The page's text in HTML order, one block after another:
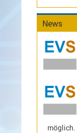
Kenwood
Standard
Wintec
Alinco-
News
möglich.